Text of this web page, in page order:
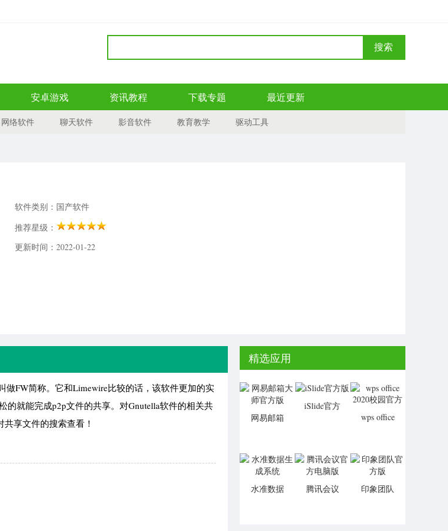
搜索
安卓游戏 资讯教程 下载专题 最近更新
网络软件 聊天软件 影音软件 教育教学 驱动工具
软件类别：国产软件
推荐星级：
更新时间：2022-01-22
做FW简称。它和Limewire比较的话，该软件更加的实
的就能完成p2p文件的共享。对Gnutella软件的相关共
享文件的搜索查看！
精选应用
网易邮箱
iSlide官方
wps office
水准数据
腾讯会议
印象团队